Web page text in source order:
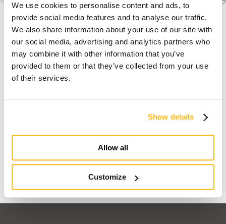
We use cookies to personalise content and ads, to
provide social media features and to analyse our traffic.
We also share information about your use of our site with
our social media, advertising and analytics partners who
may combine it with other information that you’ve
provided to them or that they’ve collected from your use
of their services.
Show details
Allow all
Customize
project
créations
project